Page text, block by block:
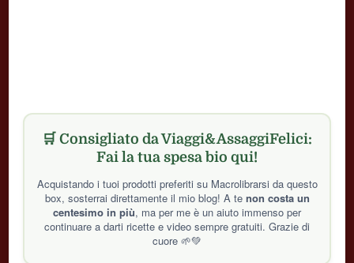
🛒 Consigliato da Viaggi&AssaggiFelici:
Fai la tua spesa bio qui!
Acquistando i tuoi prodotti preferiti su Macrolibrarsi da questo
box, sosterrai direttamente il mio blog! A te non costa un
centesimo in più, ma per me è un aiuto immenso per
continuare a darti ricette e video sempre gratuiti. Grazie di
cuore 🌱💚